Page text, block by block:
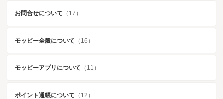
お問合せについて （17）
モッピー全般について （16）
モッピーアプリについて （11）
ポイント通帳について （12）